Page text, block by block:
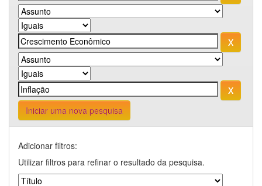
Iniciar uma nova pesquisa
Adicionar filtros:
Utilizar filtros para refinar o resultado da pesquisa.